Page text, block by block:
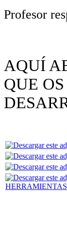
Profesor
AQUÍ
QUE